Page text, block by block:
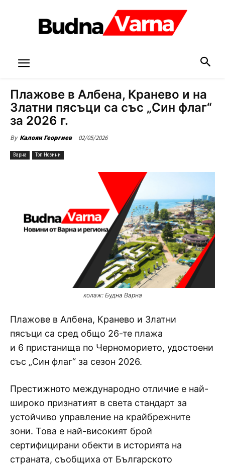
Плажове в Албена, Кранево и на
Златни пясъци са със „Син флаг“
за 2026 г.
By Калоян Георгиев 02/05/2026
Варна Топ Новини
колаж: Будна Варна
Плажове в Албена, Кранево и Златни
пясъци са сред общо 26-те плажа
и 6 пристанища по Черноморието, удостоени
със „Син флаг“ за сезон 2026.
Престижното международно отличие е най-
широко признатият в света стандарт за
устойчиво управление на крайбрежните
зони. Това е най-високият брой
сертифицирани обекти в историята на
страната, съобщиха от Българското